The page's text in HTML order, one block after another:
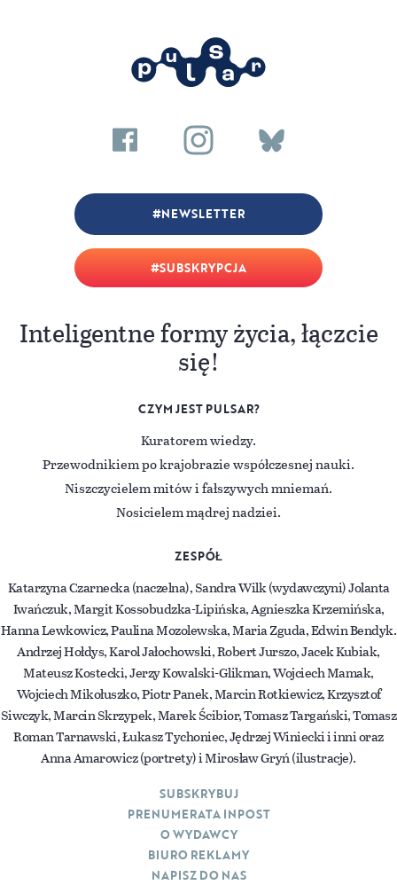
SUBSKRYPCJA
NEWSLETTER
Inteligentne formy życia, łączcie
się!
CZYM JEST PULSAR?
Kuratorem wiedzy.
Przewodnikiem po krajobrazie współczesnej nauki.
Niszczycielem mitów i fałszywych mniemań.
Nosicielem mądrej nadziei.
ZESPÓŁ
Katarzyna Czarnecka (naczelna), Sandra Wilk (wydawczyni) Jolanta
Iwańczuk, Margit Kossobudzka-Lipińska, Agnieszka Krzemińska,
Hanna Lewkowicz, Paulina Mozolewska, Maria Zguda, Edwin Bendyk.
Andrzej Hołdys, Karol Jałochowski, Robert Jurszo, Jacek Kubiak,
Mateusz Kostecki, Jerzy Kowalski-Glikman, Wojciech Mamak,
Wojciech Mikołuszko, Piotr Panek, Marcin Rotkiewicz, Krzysztof
Siwczyk, Marcin Skrzypek, Marek Ścibior, Tomasz Targański, Tomasz
Roman Tarnawski, Łukasz Tychoniec, Jędrzej Winiecki i inni oraz
Anna Amarowicz (portrety) i Mirosław Gryń (ilustracje).
SUBSKRYBUJ
PRENUMERATA INPOST
O WYDAWCY
BIURO REKLAMY
NAPISZ DO NAS